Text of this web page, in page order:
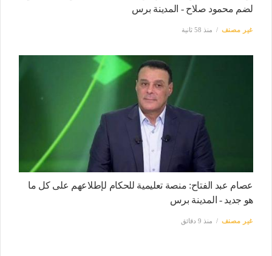
لضم محمود صلاح - المدينة برس
غير مصنف منذ 58 ثانية
عصام عبد الفتاح: منصة تعليمية للحكام لإطلاعهم على كل ما
هو جديد - المدينة برس
غير مصنف منذ 9 دقائق